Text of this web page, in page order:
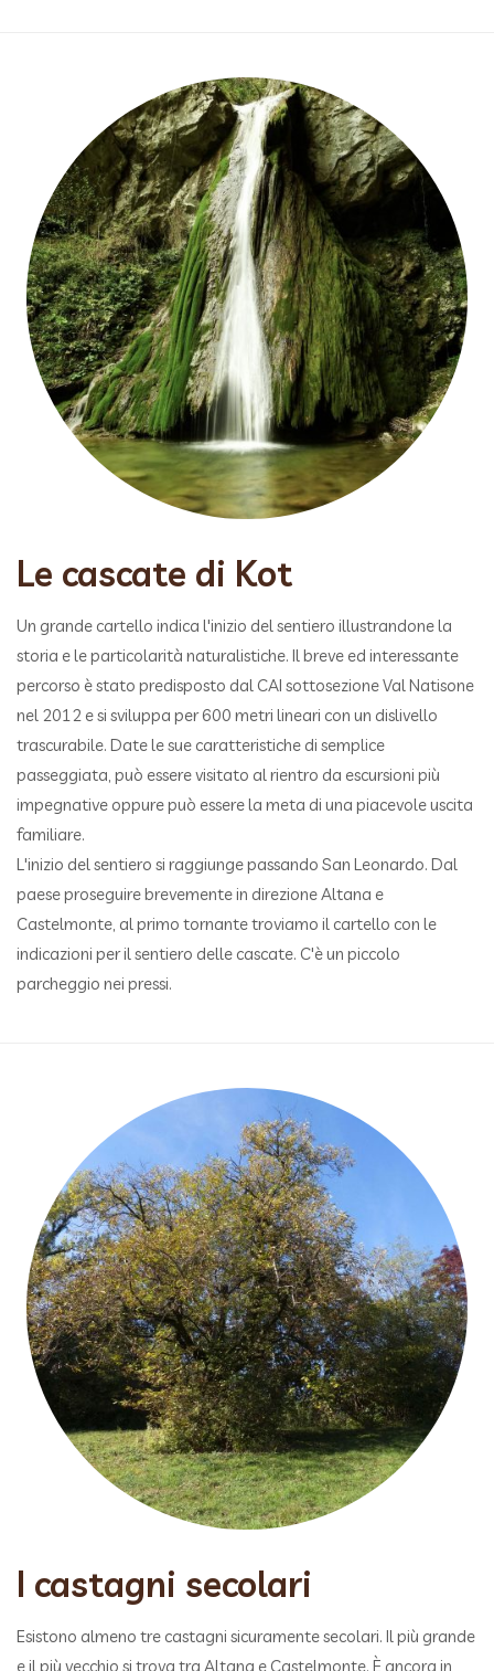
Le cascate di Kot
Un grande cartello indica l'inizio del sentiero illustrandone la
storia e le particolarità naturalistiche. Il breve ed interessante
percorso è stato predisposto dal CAI sottosezione Val Natisone
nel 2012 e si sviluppa per 600 metri lineari con un dislivello
trascurabile. Date le sue caratteristiche di semplice
passeggiata, può essere visitato al rientro da escursioni più
impegnative oppure può essere la meta di una piacevole uscita
familiare.
L'inizio del sentiero si raggiunge passando San Leonardo. Dal
paese proseguire brevemente in direzione Altana e
Castelmonte, al primo tornante troviamo il cartello con le
indicazioni per il sentiero delle cascate. C'è un piccolo
parcheggio nei pressi.
I castagni secolari
Esistono almeno tre castagni sicuramente secolari. Il più grande
e il più vecchio si trova tra Altana e Castelmonte. È ancora in